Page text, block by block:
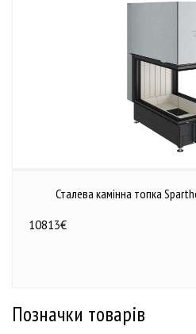
Сталева камінна топка
10813€
Позначки товарів